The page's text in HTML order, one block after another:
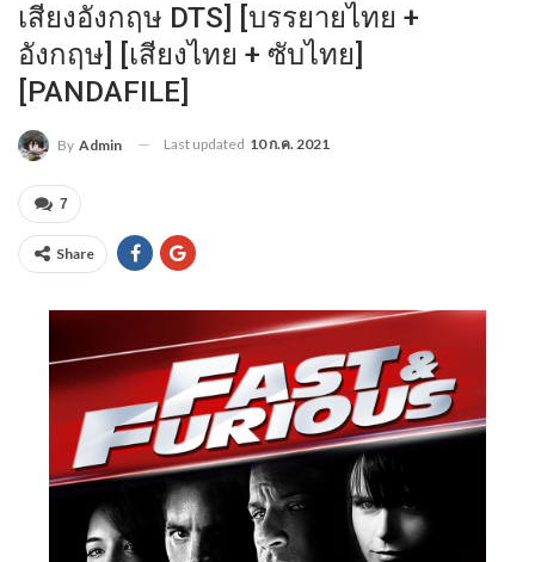
เสียงอังกฤษ DTS] [บรรยายไทย +
อังกฤษ] [เสียงไทย + ซับไทย]
[PANDAFILE]
By Admin Last updated 10 ก.ค. 2021
7
Share